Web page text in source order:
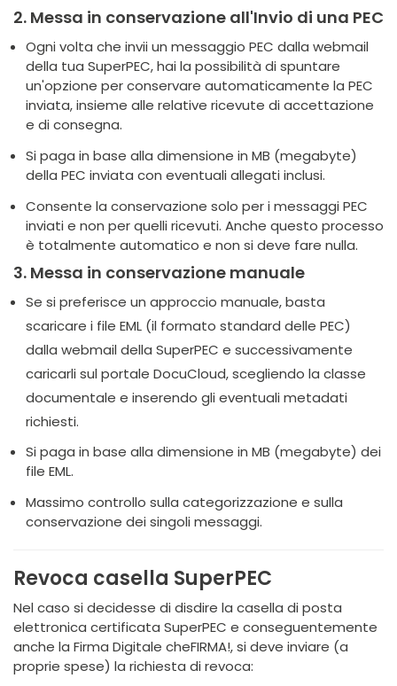
2. Messa in conservazione all'Invio di una PEC
Ogni volta che invii un messaggio PEC dalla webmail
della tua SuperPEC, hai la possibilità di spuntare
un'opzione per conservare automaticamente la PEC
inviata, insieme alle relative ricevute di accettazione
e di consegna.
Si paga in base alla dimensione in MB (megabyte)
della PEC inviata con eventuali allegati inclusi.
Consente la conservazione solo per i messaggi PEC
inviati e non per quelli ricevuti. Anche questo processo
è totalmente automatico e non si deve fare nulla.
3. Messa in conservazione manuale
Se si preferisce un approccio manuale, basta
scaricare i file EML (il formato standard delle PEC)
dalla webmail della SuperPEC e successivamente
caricarli sul portale DocuCloud, scegliendo la classe
documentale e inserendo gli eventuali metadati
richiesti.
Si paga in base alla dimensione in MB (megabyte) dei
file EML.
Massimo controllo sulla categorizzazione e sulla
conservazione dei singoli messaggi.
Revoca casella SuperPEC
Nel caso si decidesse di disdire la casella di posta
elettronica certificata SuperPEC e conseguentemente
anche la Firma Digitale cheFIRMA!, si deve inviare (a
proprie spese) la richiesta di revoca: